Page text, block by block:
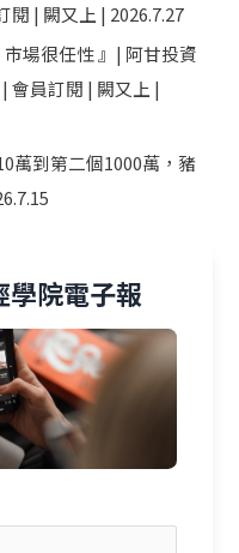
| 闕又上 | 2026.7.27
市場很任性 』| 阿甘投資
會員訂閱 | 闕又上 |
萬到第二個1000萬，豬
學院電子報